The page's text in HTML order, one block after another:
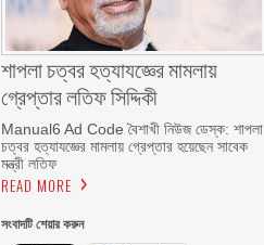
শাপলা চত্বর হত্যাযজ্ঞের মামলায়
গ্রেপ্তার লতিফ সিদ্দিকী
Manual6 Ad Code বৈশাখী নিউজ ডেস্ক: শাপলা
চত্বর হত্যাযজ্ঞের মামলায় গ্রেপ্তার হয়েছেন সাবেক
মন্ত্রী লতিফ
READ MORE
সংবাদটি শেয়ার করুন